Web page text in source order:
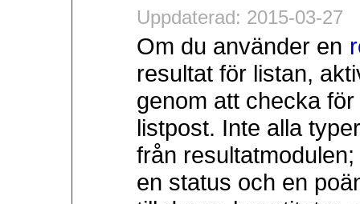
Uppdaterad: 2015-03-27
Om du använder en
resultat för listan,
genom att checka för
listpost. Inte alla
från
en status och en